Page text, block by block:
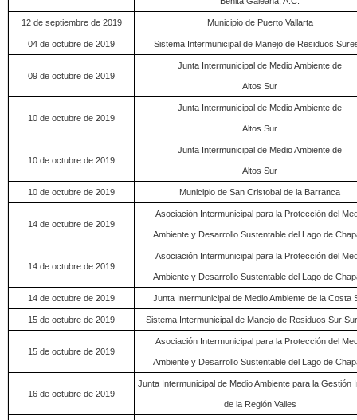
12 de septiembre de 2019 Municipio de Puerto Vallarta
04 de octubre de 2019 Sistema Intermunicipal de Manejo de Residuos
09 de octubre de 2019
Junta Intermunicipal de Medio Ambiente de
Altos Sur
10 de octubre de 2019
Junta Intermunicipal de Medio Ambiente de
Altos Sur
10 de octubre de 2019
Junta Intermunicipal de Medio Ambiente de
Altos Sur
10 de octubre de 2019 Municipio de San Cristobal de la Barranca
14 de octubre de 2019
Asociación Intermunicipal para la Protección del
Ambiente y Desarrollo Sustentable del Lago de
14 de octubre de 2019
Asociación Intermunicipal para la Protección del
Ambiente y Desarrollo Sustentable del Lago de
14 de octubre de 2019 Junta Intermunicipal de Medio Ambiente de la Costa
15 de octubre de 2019 Sistema Intermunicipal de Manejo de Residuos Sur
15 de octubre de 2019
Asociación Intermunicipal para la Protección del
Ambiente y Desarrollo Sustentable del Lago de
16 de octubre de 2019
Junta Intermunicipal de Medio Ambiente para la Gestión
de la Región Valles